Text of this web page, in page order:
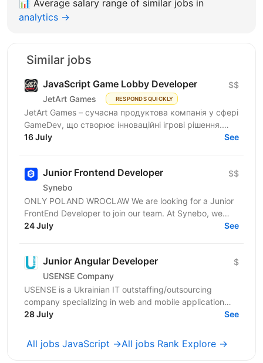
📊 Average salary range of similar jobs in
analytics →
Similar jobs
JavaScript Game Lobby Developer
JetArt Games RESPONDS QUICKLY
$$
JetArt Games – сучасна продуктова компанія у сфері
GameDev, що створює інноваційні ігрові рішення.
Шукаємо JavaScript Developer, якому затісно в
16 July See
Junior Frontend Developer
Synebo
$$
ONLY POLAND WROCLAW We are looking for a Junior
FrontEnd Developer to join our team. At Synebo, we
deliver Salesforce solutions with quality,...
24 July See
Junior Angular Developer
USENSE Company
$
USENSE is a Ukrainian IT outstaffing/outsourcing
company specializing in web and mobile application
development for clients across Europe and the USA.
28 July See
All jobs JavaScript →All jobs Rank Explore →